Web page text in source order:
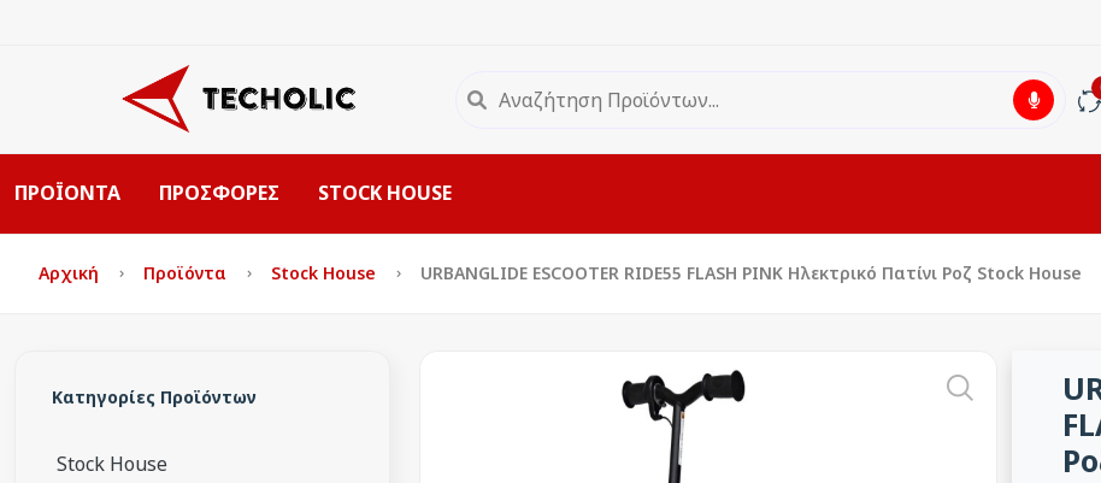
ΠΡΟΪΟΝΤΑ ΠΡΟΣΦΟΡΕΣ STOCK HOUSE
Αρχική Προϊόντα Stock House URBANGLIDE ESCOOTER RIDE55 FLASH PINK Ηλεκτρικό Πατίνι Ροζ Stock House
Κατηγορίες Προϊόντων
Stock House